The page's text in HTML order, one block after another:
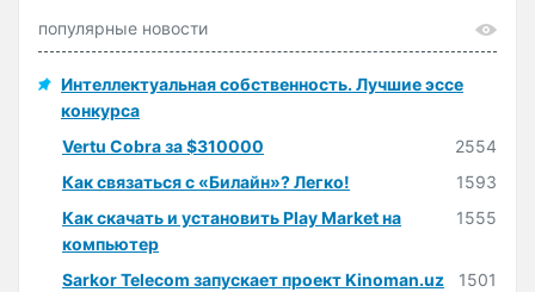
популярные новости
Интеллектуальная собственность. Лучшие эссе
конкурса
Vertu Cobra за $310000
2554
Как связаться с «Билайн»? Легко!
1593
Как скачать и установить Play Market на
компьютер
1555
Sarkor Telecom запускает проект Kinoman.uz
1501